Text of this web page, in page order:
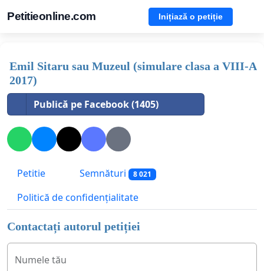
Petitieonline.com Inițiază o petiție
Emil Sitaru sau Muzeul (simulare clasa a VIII-A
2017)
Publică pe Facebook (1405)
Petitie Semnături 8 021
Politică de confidențialitate
Contactați autorul petiției
Numele tău